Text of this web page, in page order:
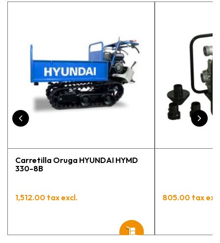
Carretilla Oruga HYUNDAI HYMD
330-8B
1,512.00 tax excl. 805.00 tax